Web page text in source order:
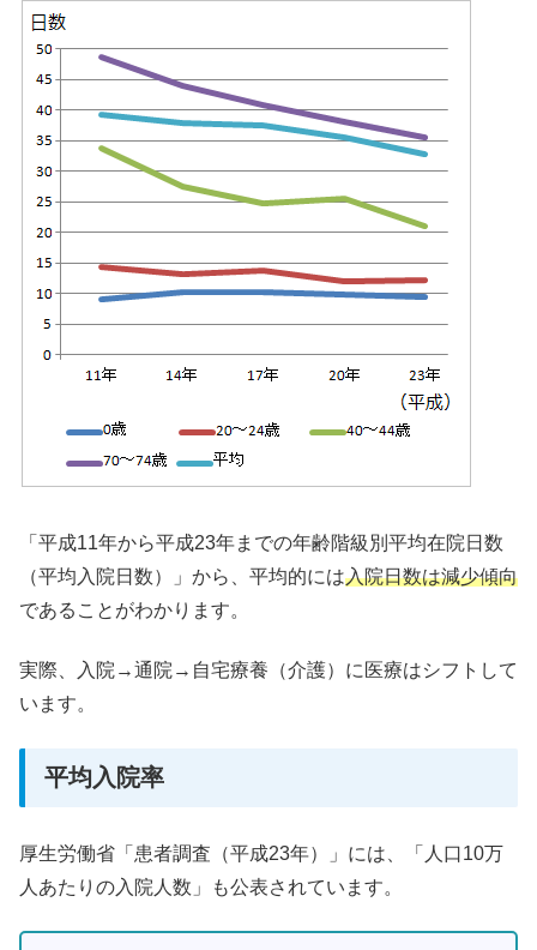
「平成11年から平成23年までの年齢階級別平均在院日数
（平均入院日数）」から、平均的には入院日数は減少傾向
であることがわかります。
実際、入院→通院→自宅療養（介護）に医療はシフトして
います。
平均入院率
厚生労働省「患者調査（平成23年）」には、「人口10万
人あたりの入院人数」も公表されています。